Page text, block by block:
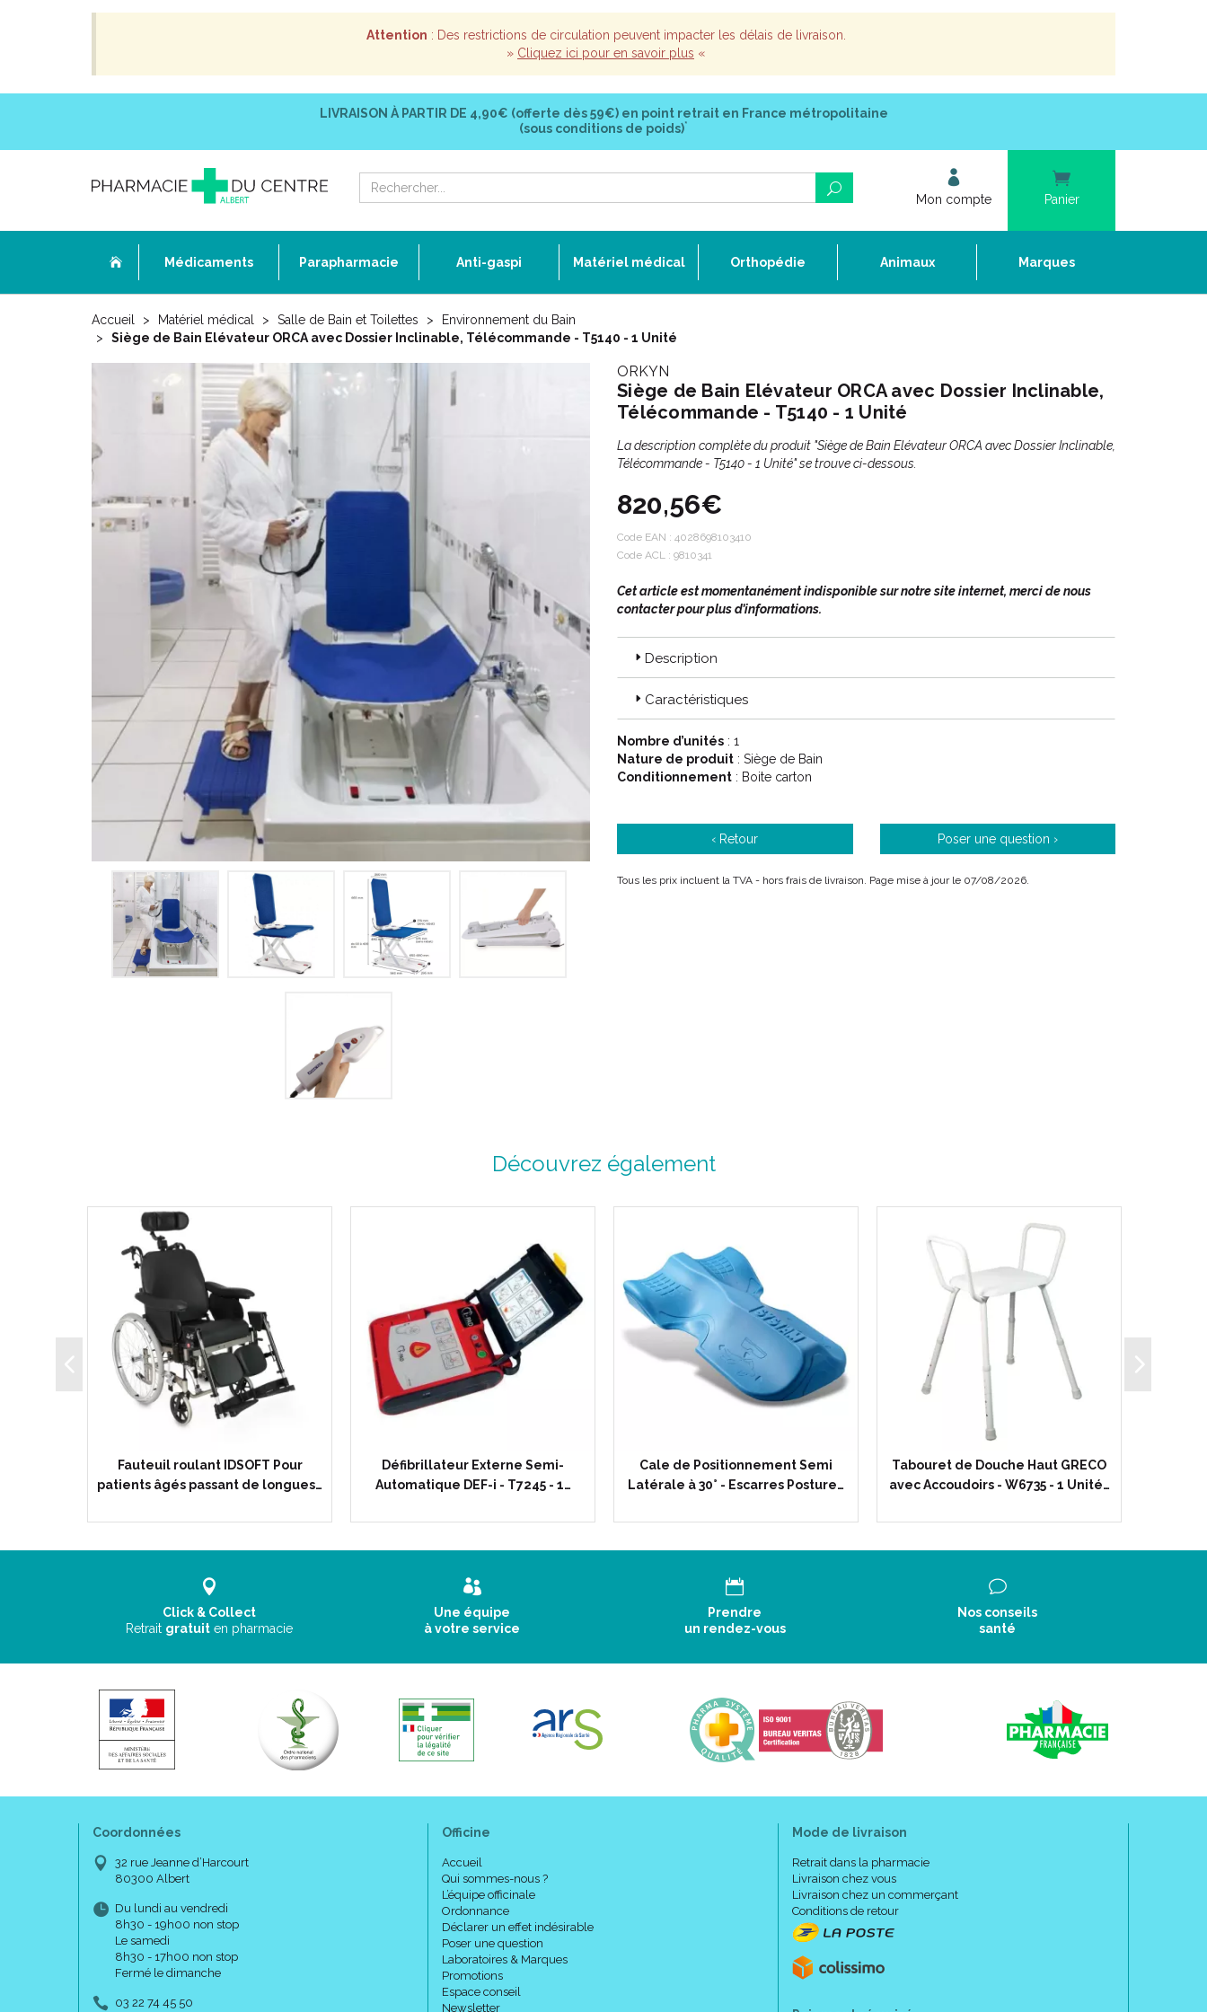
Attention : Des restrictions de circulation peuvent impacter les délais de livraison.
» Cliquez ici pour en savoir plus «
LIVRAISON À PARTIR DE 4,90€ (offerte dès 59€) en point retrait en France métropolitaine
(sous conditions de poids)*
Mon compte Panier
Médicaments Parapharmacie Anti-gaspi Matériel médical Orthopédie Animaux Marques
Accueil Matériel médical Salle de Bain et Toilettes
Environnement du Bain
Siège de Bain Elévateur ORCA avec Dossier Inclinable, Télécommande - T5140 - 1 Unité
ORKYN
Siège de Bain Elévateur ORCA avec Dossier Inclinable,
Télécommande - T5140 - 1 Unité
La description complète du produit "Siège de Bain Elévateur ORCA avec Dossier Inclinable,
Télécommande - T5140 - 1 Unité" se trouve ci-dessous.
820,56€
Code EAN : 4028698103410
Code ACL : 9810341
Cet article est momentanément indisponible sur notre site internet, merci de nous
contacter pour plus d’informations.
Description
Caractéristiques
Nombre d’unités : 1
Nature de produit : Siège de Bain
Conditionnement : Boite carton
‹ Retour Poser une question ›
Tous les prix incluent la TVA - hors frais de livraison. Page mise à jour le 07/08/2026.
Découvrez également
Fauteuil roulant IDSOFT Pour
patients âgés passant de longues…
Défibrillateur Externe Semi-
Automatique DEF-i - T7245 - 1…
Cale de Positionnement Semi
Latérale à 30° - Escarres Posture…
Tabouret de Douche Haut GRECO
avec Accoudoirs - W6735 - 1 Unité…
Click & Collect
Retrait gratuit en pharmacie
Une équipe
à votre service
Prendre
un rendez-vous
Nos conseils
santé
Coordonnées
32 rue Jeanne d’Harcourt
80300 Albert
Du lundi au vendredi
8h30 - 19h00 non stop
Le samedi
8h30 - 17h00 non stop
Fermé le dimanche
03 22 74 45 50
Officine
Accueil
Qui sommes-nous ?
L’équipe officinale
Ordonnance
Déclarer un effet indésirable
Poser une question
Laboratoires & Marques
Promotions
Espace conseil
Newsletter
Mode de livraison
Retrait dans la pharmacie
Livraison chez vous
Livraison chez un commerçant
Conditions de retour